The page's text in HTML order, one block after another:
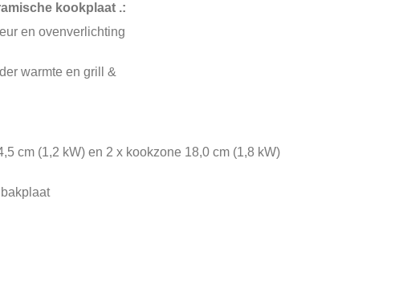
kookplaat .:
en ovenverlichting
warmte en grill &
cm (1,2 kW) en 2 x kookzone 18,0 cm (1,8 kW)